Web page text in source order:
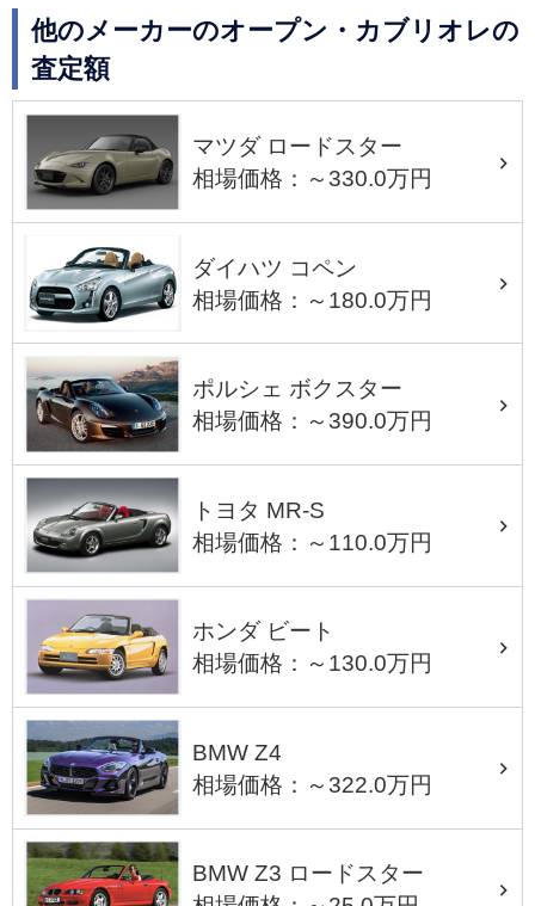
他のメーカーのオープン・カブリオレの
査定額
マツダ ロードスター
相場価格：～330.0万円
ダイハツ コペン
相場価格：～180.0万円
ポルシェ ボクスター
相場価格：～390.0万円
トヨタ MR-S
相場価格：～110.0万円
ホンダ ビート
相場価格：～130.0万円
BMW Z4
相場価格：～322.0万円
BMW Z3 ロードスター